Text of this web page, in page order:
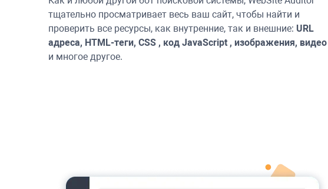
тщательно просматривает весь ваш сайт, чтобы найти и
проверить все ресурсы, как внутренние, так и внешние: URL
адреса, HTML-теги, CSS , код JavaScript , изображения, видео
и многое другое.